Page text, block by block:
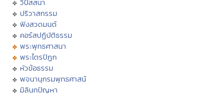
ปริวาสกรรม
ฟังสวดมนต์
คอร์สปฏิบัติธรรม
พระพุทธศาสนา
พระไตรปิฏก
หัวข้อธรรม
พจนานุกรมพุทธศาสน์
มิลินทปัญหา